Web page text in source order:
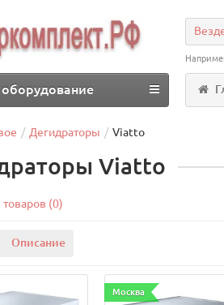
оборудование
Дегидраторы Viatto
Viatto
(0)
Описание
Москва